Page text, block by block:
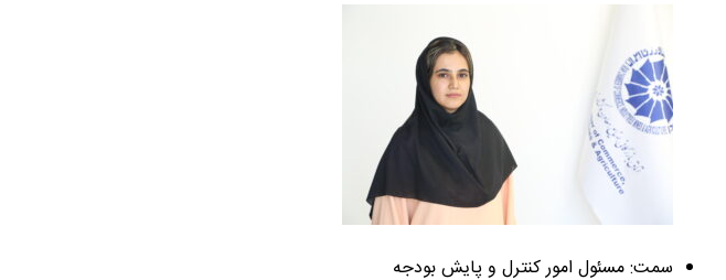
سمت: مسئول امور کنترل و پایش بودجه